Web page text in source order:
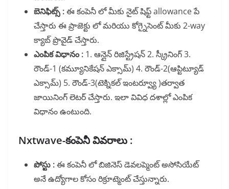
బెనిఫిట్స్ :ఈ కంపెనీ లో మీకు నైట్ షిఫ్ట్ allowance పే
చేస్తారు ఈ ప్రాజెక్టు లో మరియు కోగ్నైసెంట్ మీకు 2-way
క్యాబ్ ప్రొవైడ్ చేస్తారు.
ఎంపిక విధానం : 1. ఆన్లైన్ రిజిస్ట్రేషన్ 2. స్క్రీనింగ్ 3.
రౌండ్-1 (కమ్యూనికేషన్ ఎక్సామ్) 4. రౌండ్-2(ఆప్టిట్యూడ్
ఎక్సామ్) 5. రౌండ్-3(టెక్నికల్ ఇంటర్వ్యూ )తర్వాత
జాయినింగ్ లెటర్ చేస్తారు. ఇలా వివిధ దశాల్లో ఎంపిక
విధానం ఉంటుంది.
Nxtwave-కంపెనీ వివరాలు :
పోస్టు :ఈ కంపెనీ లో బిజినెస్ డెవలప్మెంట్ అసోసియేట్
అనే ఉద్యోగాల కోసం రిక్రూట్మెంట్ చేస్తున్నారు.